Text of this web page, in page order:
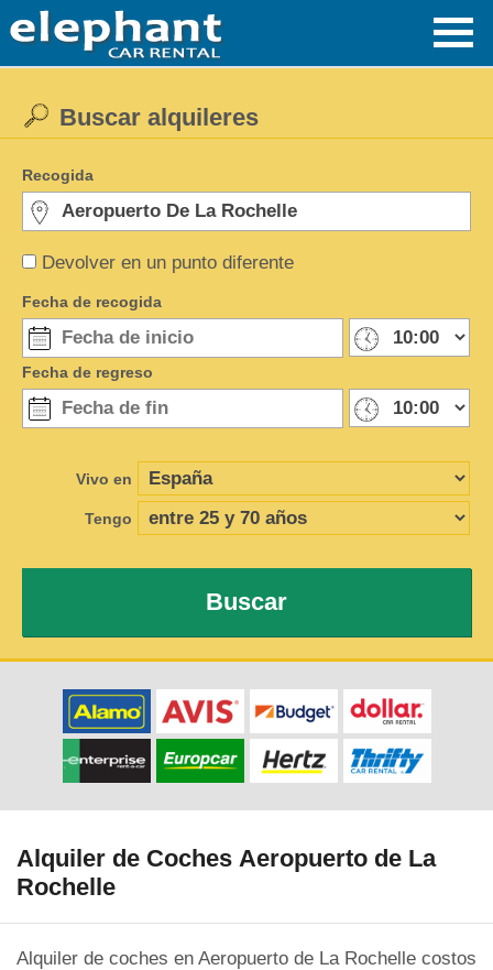
Devolver en un punto diferente
Buscar alquileres
Recogida
Fecha de recogida
Fecha de regreso
Vivo en
Tengo
Buscar
Alquiler de Coches Aeropuerto de La
Rochelle
Alquiler de coches en Aeropuerto de La Rochelle costos